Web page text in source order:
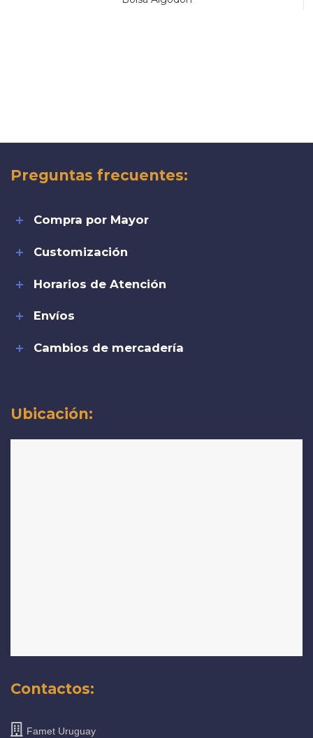
Preguntas frecuentes:
Compra por Mayor
Customización
Horarios de Atención
Envíos
Cambios de mercadería
Ubicación:
Contactos:
Famet Uruguay